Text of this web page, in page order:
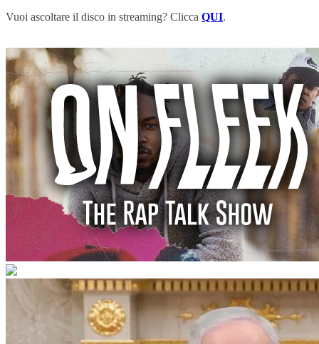
Vuoi ascoltare il disco in streaming? Clicca QUI.